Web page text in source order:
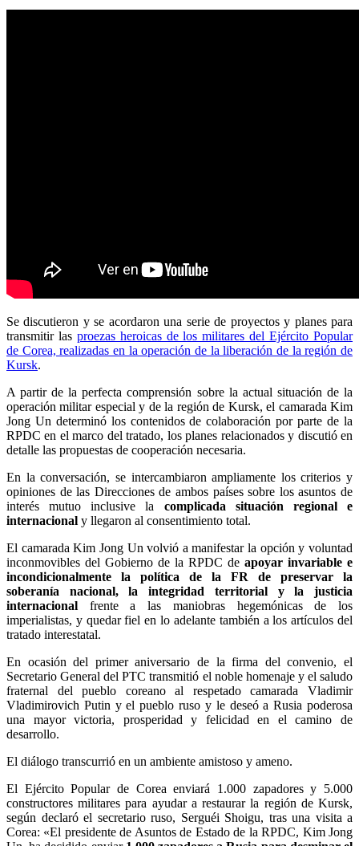
Se discutieron y se acordaron una serie de proyectos y planes para
transmitir las proezas heroicas de los militares del Ejército Popular
de Corea, realizadas en la operación de la liberación de la región de
Kursk.
A partir de la perfecta comprensión sobre la actual situación de la
operación militar especial y de la región de Kursk, el camarada Kim
Jong Un determinó los contenidos de colaboración por parte de la
RPDC en el marco del tratado, los planes relacionados y discutió en
detalle las propuestas de cooperación necesaria.
En la conversación, se intercambiaron ampliamente los criterios y
opiniones de las Direcciones de ambos países sobre los asuntos de
interés mutuo inclusive la complicada situación regional e
internacional y llegaron al consentimiento total.
El camarada Kim Jong Un volvió a manifestar la opción y voluntad
inconmovibles del Gobierno de la RPDC de apoyar invariable e
incondicionalmente la política de la FR de preservar la
soberanía nacional, la integridad territorial y la justicia
internacional frente a las maniobras hegemónicas de los
imperialistas, y quedar fiel en lo adelante también a los artículos del
tratado interestatal.
En ocasión del primer aniversario de la firma del convenio, el
Secretario General del PTC transmitió el noble homenaje y el saludo
fraternal del pueblo coreano al respetado camarada Vladimir
Vladimirovich Putin y el pueblo ruso y le deseó a Rusia poderosa
una mayor victoria, prosperidad y felicidad en el camino de
desarrollo.
El diálogo transcurrió en un ambiente amistoso y ameno.
El Ejército Popular de Corea enviará 1.000 zapadores y 5.000
constructores militares para ayudar a restaurar la región de Kursk,
según declaró el secretario ruso, Serguéi Shoigu, tras una visita a
Corea: «El presidente de Asuntos de Estado de la RPDC, Kim Jong